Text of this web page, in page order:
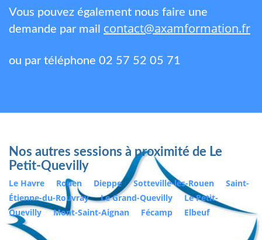
Vous pouvez également nous faire une
demande par mail contact@axamformation.fr
ou par téléphone 02 57 52 05 71
Nos autres sessions à proximité de Le
Petit-Quevilly
Le Havre Rouen Dieppe Sotteville-lès-Rouen
Saint-
Étienne-du-Rouvray
Le Grand-Quevilly
Le Petit-
Quevilly
Mont-Saint-Aignan Fécamp Elbeuf